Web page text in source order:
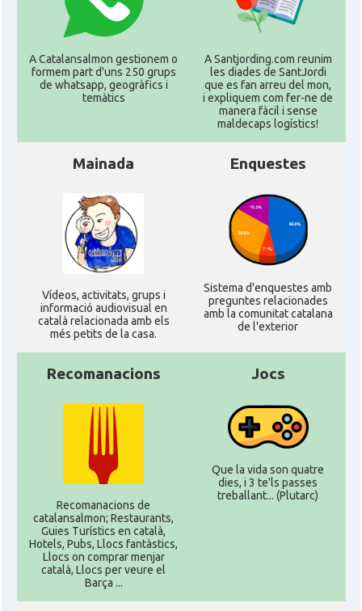
A Catalansalmon gestionem o
formem part d'uns 250 grups
de whatsapp, geogràfics i
temàtics
A Santjording.com reunim
les diades de SantJordi
que es fan arreu del mon,
i expliquem com fer-ne de
manera fàcil i sense
maldecaps logí­stics!
Mainada
Ví­deos, activitats, grups i
informació audiovisual en
català relacionada amb els
més petits de la casa.
Enquestes
Sistema d'enquestes amb
preguntes relacionades
amb la comunitat catalana
de l'exterior
Recomanacions
Recomanacions de
catalansalmon; Restaurants,
Guies Turístics en català,
Hotels, Pubs, Llocs fantàstics,
Llocs on comprar menjar
català, Llocs per veure el
Barça ...
Jocs
Que la vida son quatre
dies, i 3 te'ls passes
treballant... (Plutarc)